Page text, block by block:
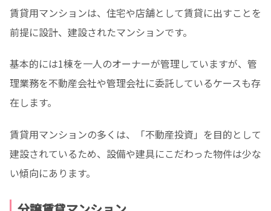
賃貸用マンションは、住宅や店舗として賃貸に出すことを
前提に設計、建設されたマンションです。
基本的には1棟を一人のオーナーが管理していますが、管
理業務を不動産会社や管理会社に委託しているケースも存
在します。
賃貸用マンションの多くは、「不動産投資」を目的として
建設されているため、設備や建具にこだわった物件は少な
い傾向にあります。